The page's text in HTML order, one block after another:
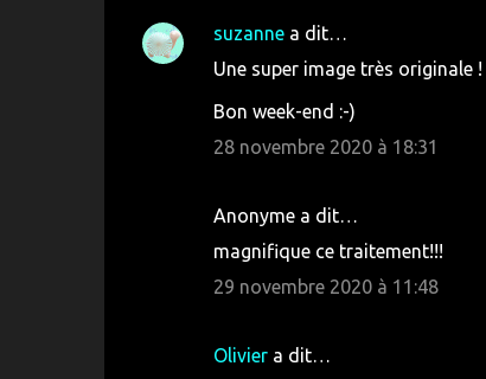
suzannea dit…
Une super image très originale !
Bon week-end :-)
28 novembre 2020 à 18:31
Anonyme a dit…
magnifique ce traitement!!!
29 novembre 2020 à 11:48
Oliviera dit…